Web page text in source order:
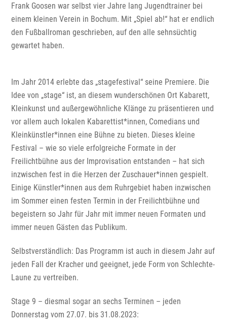
Frank Goosen war selbst vier Jahre lang Jugendtrainer bei
einem kleinen Verein in Bochum. Mit „Spiel ab!“ hat er endlich
den Fußballroman geschrieben, auf den alle sehnsüchtig
gewartet haben.
Im Jahr 2014 erlebte das „stagefestival“ seine Premiere. Die
Idee von „stage“ ist, an diesem wunderschönen Ort Kabarett,
Kleinkunst und außergewöhnliche Klänge zu präsentieren und
vor allem auch lokalen Kabarettist*innen, Comedians und
Kleinkünstler*innen eine Bühne zu bieten. Dieses kleine
Festival – wie so viele erfolgreiche Formate in der
Freilichtbühne aus der Improvisation entstanden – hat sich
inzwischen fest in die Herzen der Zuschauer*innen gespielt.
Einige Künstler*innen aus dem Ruhrgebiet haben inzwischen
im Sommer einen festen Termin in der Freilichtbühne und
begeistern so Jahr für Jahr mit immer neuen Formaten und
immer neuen Gästen das Publikum.
Selbstverständlich: Das Programm ist auch in diesem Jahr auf
jeden Fall der Kracher und geeignet, jede Form von Schlechte-
Laune zu vertreiben.
Stage 9 – diesmal sogar an sechs Terminen – jeden
Donnerstag vom 27.07. bis 31.08.2023: